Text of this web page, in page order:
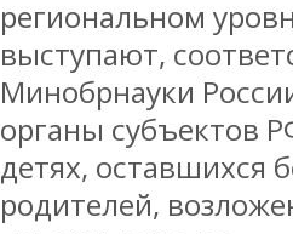
региональном
выступают,
Минобрнауки
органы субъектов
детях, оставшихся
родителей,